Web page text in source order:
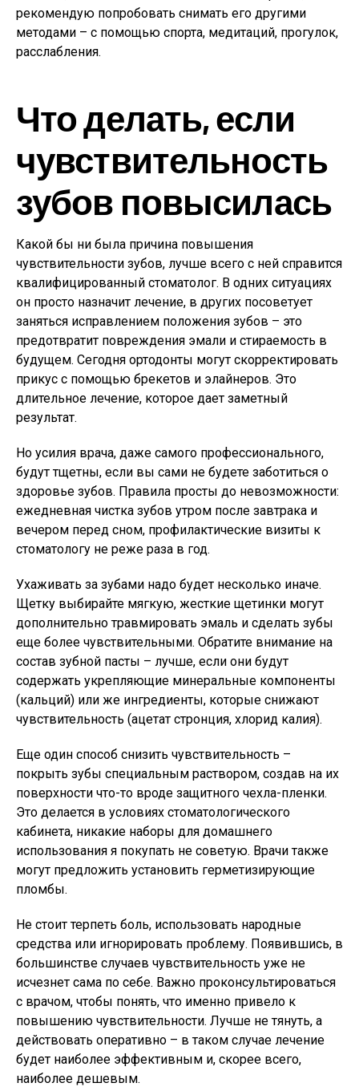
рекомендую попробовать снимать его другими
методами – с помощью спорта, медитаций, прогулок,
расслабления.
Что делать, если
чувствительность
зубов повысилась
Какой бы ни была причина повышения
чувствительности зубов, лучше всего с ней справится
квалифицированный стоматолог. В одних ситуациях
он просто назначит лечение, в других посоветует
заняться исправлением положения зубов – это
предотвратит повреждения эмали и стираемость в
будущем. Сегодня ортодонты могут скорректировать
прикус с помощью брекетов и элайнеров. Это
длительное лечение, которое дает заметный
результат.
Но усилия врача, даже самого профессионального,
будут тщетны, если вы сами не будете заботиться о
здоровье зубов. Правила просты до невозможности:
ежедневная чистка зубов утром после завтрака и
вечером перед сном, профилактические визиты к
стоматологу не реже раза в год.
Ухаживать за зубами надо будет несколько иначе.
Щетку выбирайте мягкую, жесткие щетинки могут
дополнительно травмировать эмаль и сделать зубы
еще более чувствительными. Обратите внимание на
состав зубной пасты – лучше, если они будут
содержать укрепляющие минеральные компоненты
(кальций) или же ингредиенты, которые снижают
чувствительность (ацетат стронция, хлорид калия).
Еще один способ снизить чувствительность –
покрыть зубы специальным раствором, создав на их
поверхности что-то вроде защитного чехла-пленки.
Это делается в условиях стоматологического
кабинета, никакие наборы для домашнего
использования я покупать не советую. Врачи также
могут предложить установить герметизирующие
пломбы.
Не стоит терпеть боль, использовать народные
средства или игнорировать проблему. Появившись, в
большинстве случаев чувствительность уже не
исчезнет сама по себе. Важно проконсультироваться
с врачом, чтобы понять, что именно привело к
повышению чувствительности. Лучше не тянуть, а
действовать оперативно – в таком случае лечение
будет наиболее эффективным и, скорее всего,
наиболее дешевым.